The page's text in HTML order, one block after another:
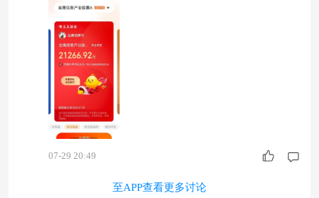
07-29 20:49
至APP查看更多讨论